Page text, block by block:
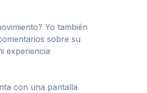
Yo también
sobre su
experiencia
con una pantalla